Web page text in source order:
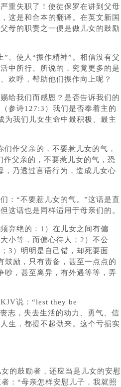
重失职了！使徒保罗在讲到父母
这是和合本的翻译。在英文新国
母的职责之一便是做儿女的鼓励
”、使人“振作精神”。相信没有父
中所行、所说的，究竟更多的是
欢呼，帮助他们振作向上呢？
给我们而感恩？是否告诉我们的
参诗127:3）我们是否奉着主的
为我们儿女生命中最积极、最主
作父亲的，不要惹儿女的气，
作父亲的，不要惹儿女的气，恐
，乃透过言语行为，造成儿女心
：“不要惹儿女的气。”这话是直
这话也是同样适用于母亲们的。
弃绝的：1）在儿女之间有偏
小等，而偏心待人；2）不公
3）明明是自己错，却死要面
鼓励，只有责备，甚至一点点的
吵，甚至离异，有外遇等等，弄
说：“lest they be
志，失去生活的动力、勇气、信
生，都提不起劲来。这个亏损实
的鼓励者，还应当是儿女的安慰
：“母亲怎样安慰儿子，我就照